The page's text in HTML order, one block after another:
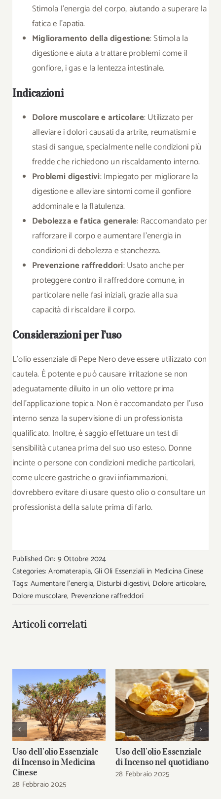
Stimola l’energia del corpo, aiutando a superare la
fatica e l’apatia.
Miglioramento della digestione: Stimola la
digestione e aiuta a trattare problemi come il
gonfiore, i gas e la lentezza intestinale.
Indicazioni
Dolore muscolare e articolare: Utilizzato per
alleviare i dolori causati da artrite, reumatismi e
stasi di sangue, specialmente nelle condizioni più
fredde che richiedono un riscaldamento interno.
Problemi digestivi: Impiegato per migliorare la
digestione e alleviare sintomi come il gonfiore
addominale e la flatulenza.
Debolezza e fatica generale: Raccomandato per
rafforzare il corpo e aumentare l’energia in
condizioni di debolezza e stanchezza.
Prevenzione raffreddori: Usato anche per
proteggere contro il raffreddore comune, in
particolare nelle fasi iniziali, grazie alla sua
capacità di riscaldare il corpo.
Considerazioni per l’uso
L’olio essenziale di Pepe Nero deve essere utilizzato con
cautela. È potente e può causare irritazione se non
adeguatamente diluito in un olio vettore prima
dell’applicazione topica. Non è raccomandato per l’uso
interno senza la supervisione di un professionista
qualificato. Inoltre, è saggio effettuare un test di
sensibilità cutanea prima del suo uso esteso. Donne
incinte o persone con condizioni mediche particolari,
come ulcere gastriche o gravi infiammazioni,
dovrebbero evitare di usare questo olio o consultare un
professionista della salute prima di farlo.
Published On: 9 Ottobre 2024
Categories:Aromaterapia,Gli Oli Essenziali in Medicina Cinese
Tags:Aumentare l'energia, Disturbi digestivi, Dolore articolare,
Dolore muscolare, Prevenzione raffreddori
Articoli correlati
Uso dell’olio Essenziale
di Incenso in Medicina
Cinese
28 Febbraio 2025
Uso dell’olio Essenziale
di Incenso nel quotidiano
28 Febbraio 2025